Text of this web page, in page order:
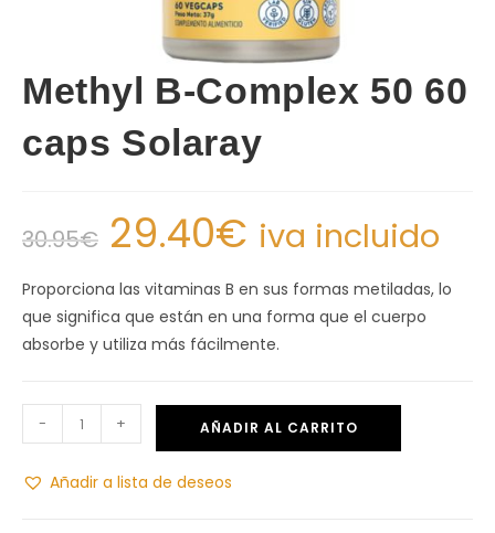
Methyl B-Complex 50 60
caps Solaray
30.95€ 29.40€ iva incluido
Proporciona las vitaminas B en sus formas metiladas, lo
que significa que están en una forma que el cuerpo
absorbe y utiliza más fácilmente.
- + AÑADIR AL CARRITO
Añadir a lista de deseos